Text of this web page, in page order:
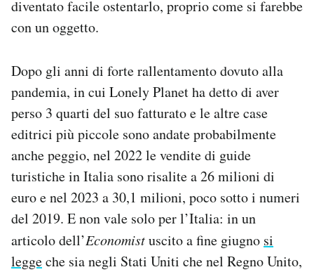
diventato facile ostentarlo, proprio come si farebbe
con un oggetto.
Dopo gli anni di forte rallentamento dovuto alla
pandemia, in cui Lonely Planet ha detto di aver
perso 3 quarti del suo fatturato e le altre case
editrici più piccole sono andate probabilmente
anche peggio, nel 2022 le vendite di guide
turistiche in Italia sono risalite a 26 milioni di
euro e nel 2023 a 30,1 milioni, poco sotto i numeri
del 2019. E non vale solo per l’Italia: in un
articolo dell’Economistuscito a fine giugno si
leggeche sia negli Stati Uniti che nel Regno Unito,